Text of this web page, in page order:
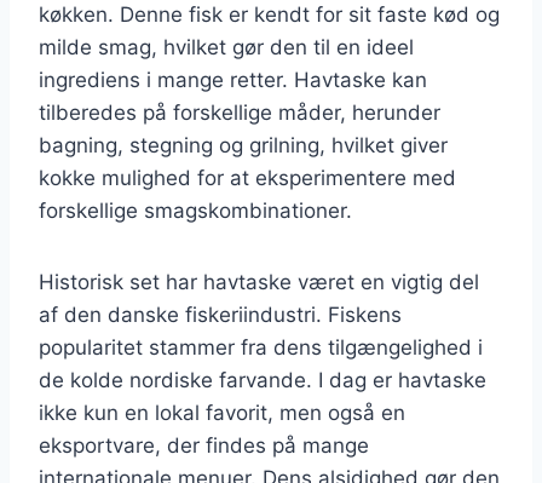
køkken. Denne fisk er kendt for sit faste kød og
milde smag, hvilket gør den til en ideel
ingrediens i mange retter. Havtaske kan
tilberedes på forskellige måder, herunder
bagning, stegning og grilning, hvilket giver
kokke mulighed for at eksperimentere med
forskellige smagskombinationer.
Historisk set har havtaske været en vigtig del
af den danske fiskeriindustri. Fiskens
popularitet stammer fra dens tilgængelighed i
de kolde nordiske farvande. I dag er havtaske
ikke kun en lokal favorit, men også en
eksportvare, der findes på mange
internationale menuer. Dens alsidighed gør den